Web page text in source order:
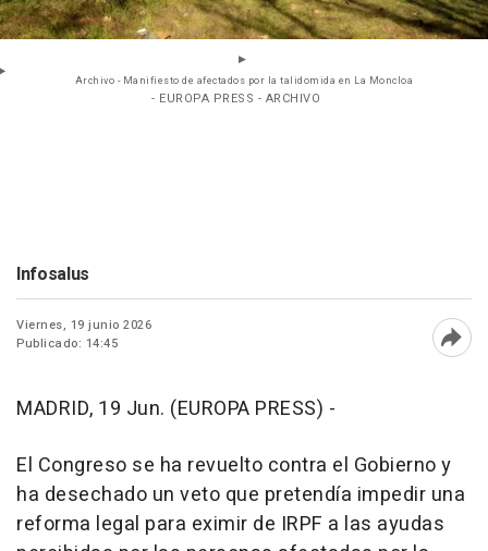
Archivo - Manifiesto de afectados por la talidomida en La Moncloa
- EUROPA PRESS - ARCHIVO
Infosalus
Viernes, 19 junio 2026
Publicado: 14:45
MADRID, 19 Jun. (EUROPA PRESS) -
El Congreso se ha revuelto contra el Gobierno y
ha desechado un veto que pretendía impedir una
reforma legal para eximir de IRPF a las ayudas